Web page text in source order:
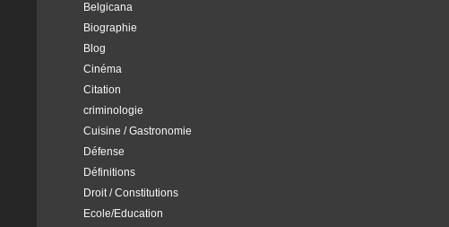
Belgicana
Biographie
Blog
Cinéma
Citation
criminologie
Cuisine / Gastronomie
Défense
Définitions
Droit / Constitutions
Ecole/Education